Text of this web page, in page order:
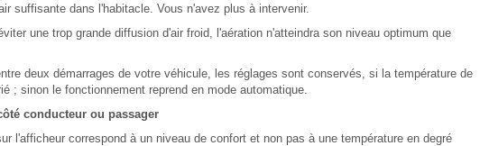
suffisante dans l'habitacle. Vous n'avez plus à intervenir.
une trop grande diffusion d'air froid, l'aération n'atteindra son niveau optimum que
deux démarrages de votre véhicule, les réglages sont conservés, si la température de
; sinon le fonctionnement reprend en mode automatique.
conducteur ou passager
l'afficheur correspond à un niveau de confort et non pas à une température en degré